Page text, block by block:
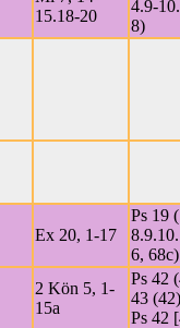
15.18-20
4.9-
8)
Ex 20, 1-17
Ps 19
6, 68c)
2 Kön 5, 1-
15a
Ps 42
43
Ps 42